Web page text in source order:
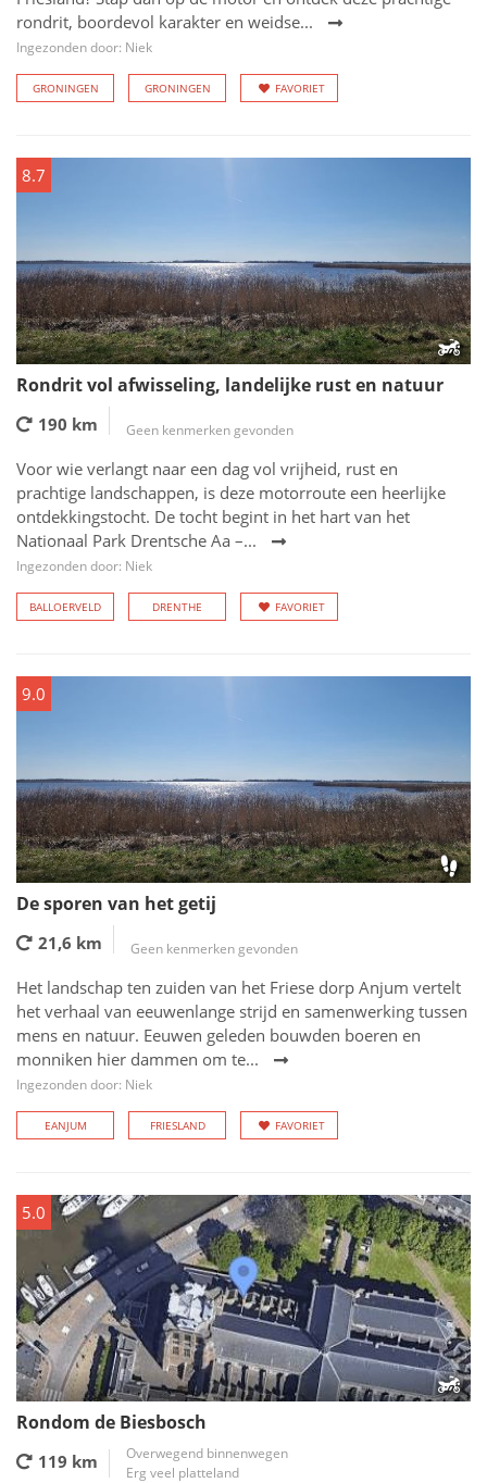
rondrit, boordevol karakter en weidse...
Ingezonden door: Niek
GRONINGEN GRONINGEN FAVORIET
8.7
Rondrit vol afwisseling, landelijke rust en natuur
190 km Geen kenmerken gevonden
Voor wie verlangt naar een dag vol vrijheid, rust en
prachtige landschappen, is deze motorroute een heerlijke
ontdekkingstocht. De tocht begint in het hart van het
Nationaal Park Drentsche Aa –...
Ingezonden door: Niek
BALLOERVELD DRENTHE FAVORIET
9.0
De sporen van het getij
21,6 km Geen kenmerken gevonden
Het landschap ten zuiden van het Friese dorp Anjum vertelt
het verhaal van eeuwenlange strijd en samenwerking tussen
mens en natuur. Eeuwen geleden bouwden boeren en
monniken hier dammen om te...
Ingezonden door: Niek
EANJUM FRIESLAND FAVORIET
5.0
Rondom de Biesbosch
119 km
Overwegend binnenwegen
Erg veel platteland